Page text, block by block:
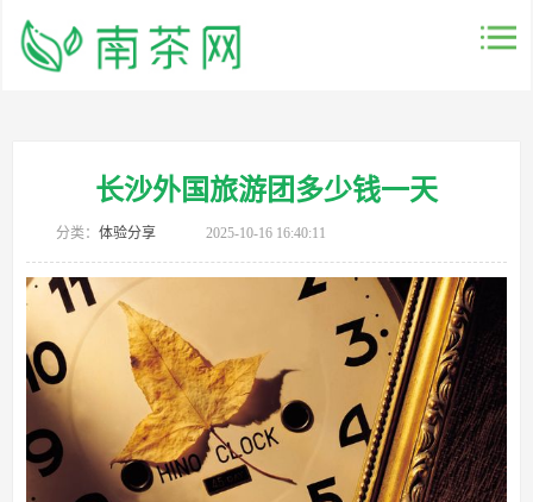
长沙外国旅游团多少钱一天
分类： 体验分享 2025-10-16 16:40:11